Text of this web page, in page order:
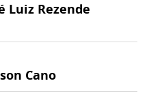
Luiz Rezende
Cano